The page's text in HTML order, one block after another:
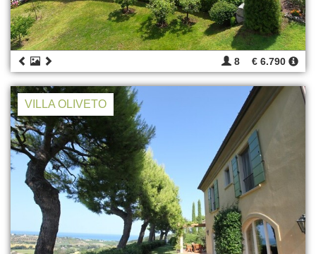
8 € 6.790
VILLA OLIVETO